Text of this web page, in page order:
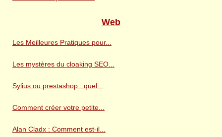
Web
Les Meilleures Pratiques pour...
Les mystères du cloaking SEO...
Sylius ou prestashop : quel...
Comment créer votre petite...
Alan Cladx : Comment est-il...